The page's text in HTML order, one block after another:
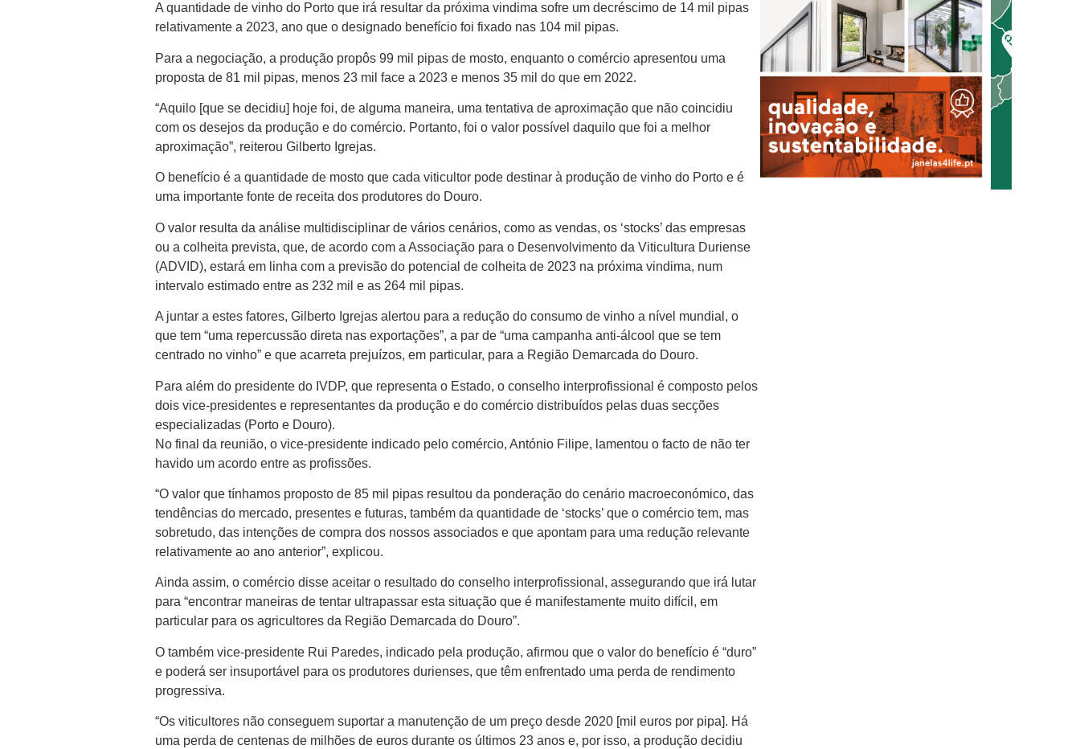
A quantidade de vinho do Porto que irá resultar da próxima vindima sofre um decréscimo de 14 mil pipas
relativamente a 2023, ano que o designado benefício foi fixado nas 104 mil pipas.
Para a negociação, a produção propôs 99 mil pipas de mosto, enquanto o comércio apresentou uma
proposta de 81 mil pipas, menos 23 mil face a 2023 e menos 35 mil do que em 2022.
“Aquilo [que se decidiu] hoje foi, de alguma maneira, uma tentativa de aproximação que não coincidiu
com os desejos da produção e do comércio. Portanto, foi o valor possível daquilo que foi a melhor
aproximação”, reiterou Gilberto Igrejas.
O benefício é a quantidade de mosto que cada viticultor pode destinar à produção de vinho do Porto e é
uma importante fonte de receita dos produtores do Douro.
O valor resulta da análise multidisciplinar de vários cenários, como as vendas, os ‘stocks’ das empresas
ou a colheita prevista, que, de acordo com a Associação para o Desenvolvimento da Viticultura Duriense
(ADVID), estará em linha com a previsão do potencial de colheita de 2023 na próxima vindima, num
intervalo estimado entre as 232 mil e as 264 mil pipas.
A juntar a estes fatores, Gilberto Igrejas alertou para a redução do consumo de vinho a nível mundial, o
que tem “uma repercussão direta nas exportações”, a par de “uma campanha anti-álcool que se tem
centrado no vinho” e que acarreta prejuízos, em particular, para a Região Demarcada do Douro.
Para além do presidente do IVDP, que representa o Estado, o conselho interprofissional é composto pelos
dois vice-presidentes e representantes da produção e do comércio distribuídos pelas duas secções
especializadas (Porto e Douro).
No final da reunião, o vice-presidente indicado pelo comércio, António Filipe, lamentou o facto de não ter
havido um acordo entre as profissões.
“O valor que tínhamos proposto de 85 mil pipas resultou da ponderação do cenário macroeconómico, das
tendências do mercado, presentes e futuras, também da quantidade de ‘stocks’ que o comércio tem, mas
sobretudo, das intenções de compra dos nossos associados e que apontam para uma redução relevante
relativamente ao ano anterior”, explicou.
Ainda assim, o comércio disse aceitar o resultado do conselho interprofissional, assegurando que irá lutar
para “encontrar maneiras de tentar ultrapassar esta situação que é manifestamente muito difícil, em
particular para os agricultores da Região Demarcada do Douro”.
O também vice-presidente Rui Paredes, indicado pela produção, afirmou que o valor do benefício é “duro”
e poderá ser insuportável para os produtores durienses, que têm enfrentado uma perda de rendimento
progressiva.
“Os viticultores não conseguem suportar a manutenção de um preço desde 2020 [mil euros por pipa]. Há
uma perda de centenas de milhões de euros durante os últimos 23 anos e, por isso, a produção decidiu